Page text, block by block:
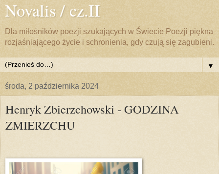
Novalis / cz.II
Dla miłośników poezji szukających w Świecie Poezji piękna
rozjaśniającego życie i schronienia, gdy czują się zagubieni.
▼
środa, 2 października 2024
Henryk Zbierzchowski - GODZINA
ZMIERZCHU